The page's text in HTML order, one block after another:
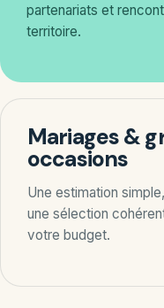
partenariats et
territoire.
Mariages &
occasions
Une estimation
une sélection
votre budget.